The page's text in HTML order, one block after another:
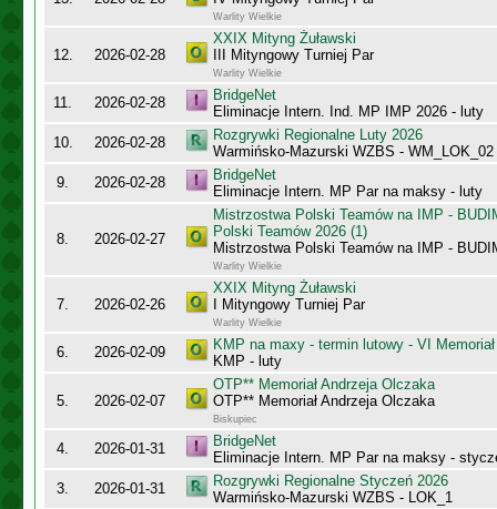
Warlity Wielkie
12. 2026-02-28
XXIX Mityng Żuławski
III Mityngowy Turniej Par
Warlity Wielkie
11. 2026-02-28
BridgeNet
Eliminacje Intern. Ind. MP IMP 2026 - luty
10.
2026-02-28
Rozgrywki Regionalne Luty 2026
Warmińsko-Mazurski WZBS - WM_LOK_02
9.
2026-02-28
BridgeNet
Eliminacje Intern. MP Par na maksy - luty
8. 2026-02-27
Mistrzostwa Polski Teamów na IMP -
Polski Teamów 2026 (1)
Mistrzostwa Polski Teamów na IMP -
Warlity Wielkie
7. 2026-02-26
XXIX Mityng Żuławski
I Mityngowy Turniej Par
Warlity Wielkie
6. 2026-02-09
KMP na maxy - termin lutowy - VI
KMP - luty
5. 2026-02-07
OTP** Memoriał Andrzeja Olczaka
OTP** Memoriał Andrzeja Olczaka
Biskupiec
4. 2026-01-31
BridgeNet
Eliminacje Intern. MP Par na maksy -
3.
2026-01-31
Rozgrywki Regionalne Styczeń 2026
Warmińsko-Mazurski WZBS - LOK_1